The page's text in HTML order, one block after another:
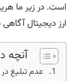
است. در زیر ما
ارز دیجیتال
آنچه
عدم تبلیغ